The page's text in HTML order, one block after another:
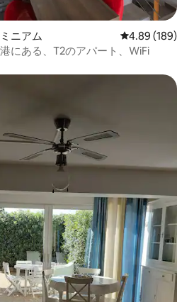
ニアム レビュー189
4.89 (189)
にある、T2のアパート、WiFi